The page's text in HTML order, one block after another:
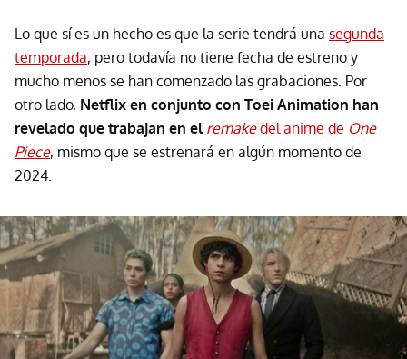
Lo que sí es un hecho es que la serie tendrá una segunda
temporada, pero todavía no tiene fecha de estreno y
mucho menos se han comenzado las grabaciones. Por
otro lado, Netflix en conjunto con Toei Animation han
revelado que trabajan en el remakedel anime de One
Piece, mismo que se estrenará en algún momento de
2024.